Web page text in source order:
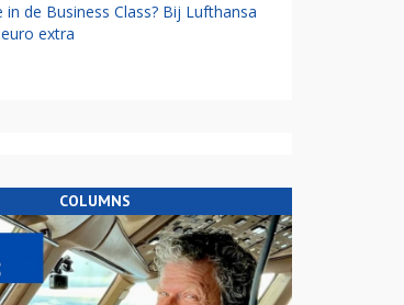
de Business Class? Bij Lufthansa
extra
COLUMNS